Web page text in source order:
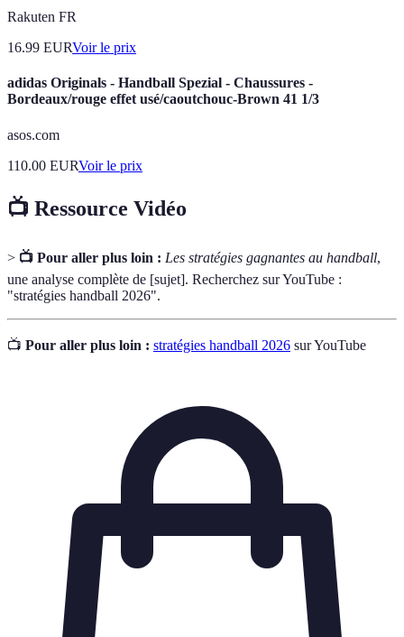
Rakuten FR
16.99 EURVoir le prix
adidas Originals - Handball Spezial - Chaussures -
Bordeaux/rouge effet usé/caoutchouc-Brown 41 1/3
asos.com
110.00 EURVoir le prix
📺 Ressource Vidéo
> 📺 Pour aller plus loin : Les stratégies gagnantes au handball,
une analyse complète de [sujet]. Recherchez sur YouTube :
"stratégies handball 2026".
📺 Pour aller plus loin : stratégies handball 2026 sur YouTube